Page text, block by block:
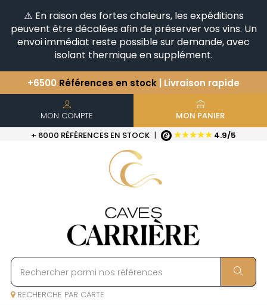
⚠️ En raison des fortes chaleurs, les expéditions
peuvent être décalées afin de préserver vos vins. Un
envoi immédiat reste possible sur demande, avec
isolant thermique en supplément.
+6500 Références en stock | Livraison rapide
Vous avez une question ?
Découvrez notre sélection
d'Horizontales & Verticales
MON COMPTE
MON PANIER
+ 6000 RÉFÉRENCES EN STOCK | ★★★★★ 4.9/5
RECHERCHE PAR CARTE